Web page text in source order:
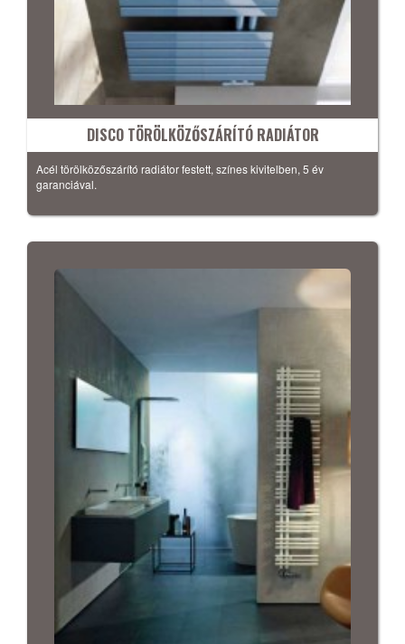
DISCO TÖRÖLKÖZŐSZÁRÍTÓ RADIÁTOR
Acél törölközőszárító radiátor festett, színes kivitelben, 5 év
garanciával.